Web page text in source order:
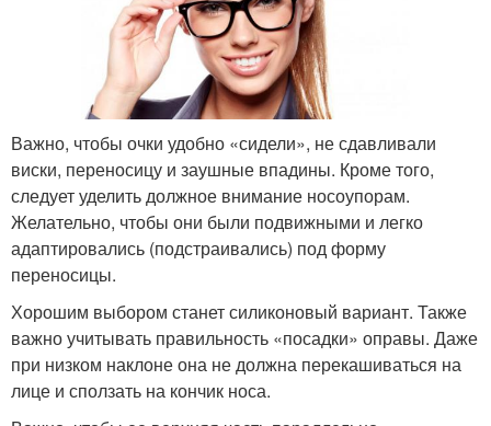
Важно, чтобы очки удобно «сидели», не сдавливали
виски, переносицу и заушные впадины. Кроме того,
следует уделить должное внимание носоупорам.
Желательно, чтобы они были подвижными и легко
адаптировались (подстраивались) под форму
переносицы.
Хорошим выбором станет силиконовый вариант. Также
важно учитывать правильность «посадки» оправы. Даже
при низком наклоне она не должна перекашиваться на
лице и сползать на кончик носа.